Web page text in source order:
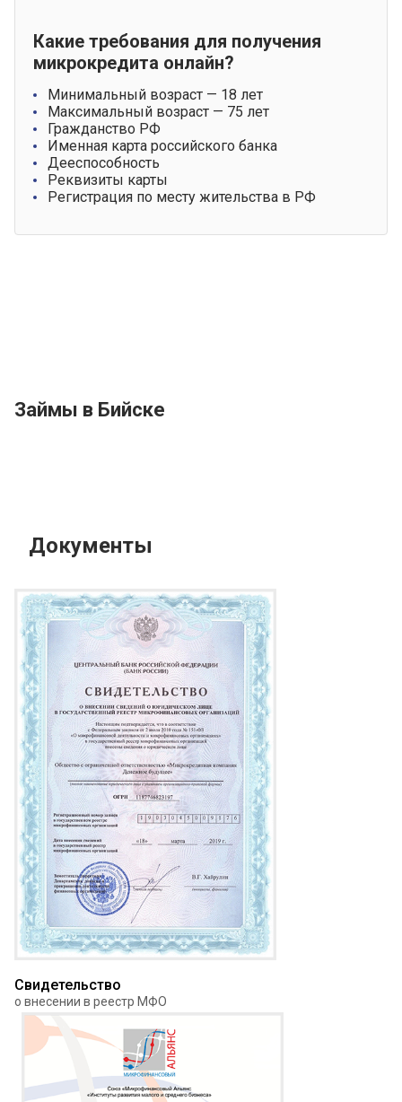
Какие требования для получения
микрокредита онлайн?
Минимальный возраст — 18 лет
Максимальный возраст — 75 лет
Гражданство РФ
Именная карта российского банка
Дееспособность
Реквизиты карты
Регистрация по месту жительства в РФ
Займы в Бийске
Документы
Свидетельство
о внесении в реестр МФО